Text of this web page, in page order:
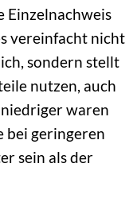
Einzelnachweis
vereinfacht nicht
sondern stellt
nutzen, auch
waren
bei geringeren
sein als der